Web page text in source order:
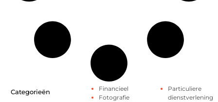
Categorieën
Financieel
Fotografie
Particuliere
dienstverlening